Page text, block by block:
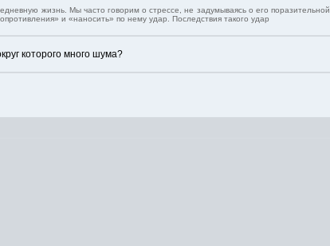
жизнь. Мы часто говорим о стрессе, не задумываясь о его поразительной
и «наносить» по нему удар. Последствия такого удар
которого много шума?